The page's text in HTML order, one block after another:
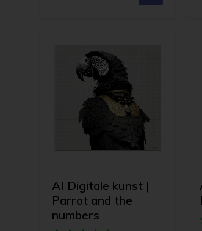
AI Digitale kunst |
Parrot and the
numbers